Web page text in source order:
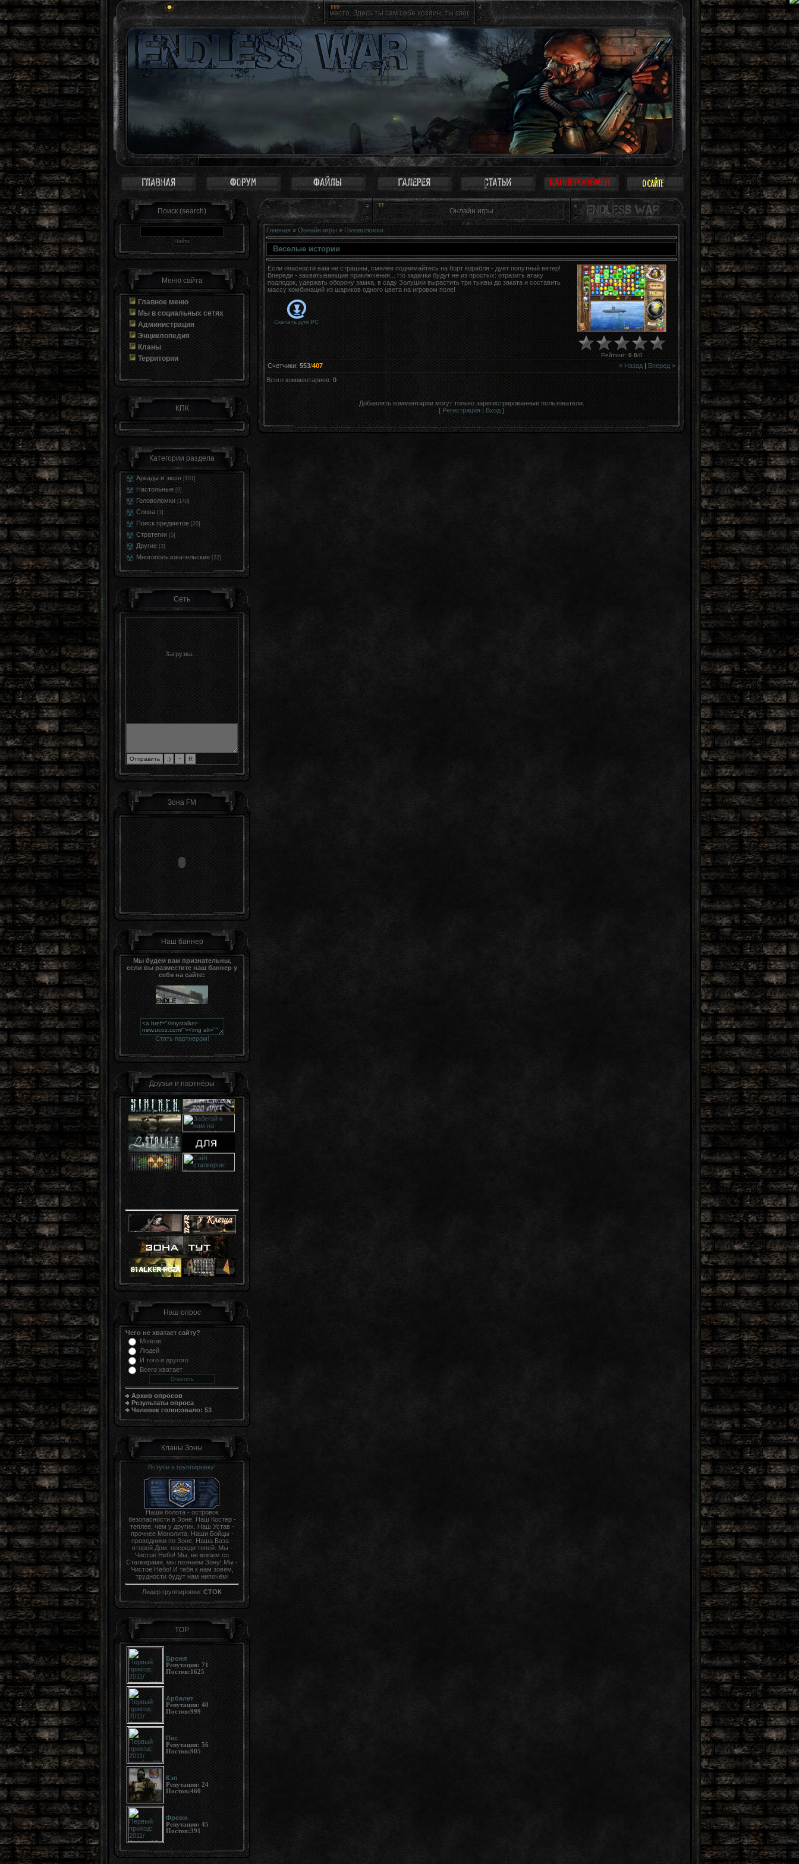
Зона - это святое место. Здесь ты сам себе хозяин, ты свободен как птица. Можно не воспринимать Зону всерьез, многие так и поступают: просто прогулка,
Поиск (search)
Меню сайта
Главное меню
Мы в социальных сетях
Администрация
Энциклопедия
Кланы
Территории
КПК
Категории раздела
Аркады и экшн [101]
Настольные [9]
Головоломки [140]
Слова [1]
Поиск предметов [20]
Стратегии [5]
Другие [3]
Многопользовательские [22]
Сеть
Загрузка…
Зона FM
Наш баннер
Мы будем вам признательны,
если вы разместите наш баннер у
себя на сайте:
Стать партнером!
Друзья и партнёры
Наш опрос
Чего не хватает сайту?
Мозгов
Людей
И того и другого
Всего хватает
Архив опросов
Результаты опроса
Человек голосовало: 53
Кланы Зоны
Вступи в группировку!
Наши болота - островок
безопасности в Зоне. Наш Костер -
теплее, чем у других. Наш Устав -
прочнее Монолита. Наши Бойцы -
проводники по Зоне. Наша База -
второй Дом, посреди топей. Мы -
Чистое Небо! Мы, не воюем со
Сталкерами, мы познаём Зону! Мы -
Чистое Небо! И тебя к нам зовём,
трудности будут нам нипочём!
Лидер группировки: СТОК
TOP
Броня
Репутация: 71
Постов:1625
Арбалет
Репутация: 40
Постов:999
Пёс
Репутация: 56
Постов:905
Кэп
Репутация: 24
Постов:460
Фреон
Репутация: 45
Постов:391
Онлайн игры
Главная » Онлайн игры » Головоломки
Веселые истории
Если опасности вам не страшны, смелее поднимайтесь на борт корабля - дует попутный ветер!
Впереди - захватывающие приключения... Но задачки будут не из простых: отразить атаку
подлодок, удержать оборону замка, в саду Золушки вырастить три тыквы до заката и составить
массу комбинаций из шариков одного цвета на игровом поле!
Скачать для PC
Рейтинг: 0.0/0
« Назад Вперед »
Счетчики: 553/407
Всего комментариев: 0
Добавлять комментарии могут только зарегистрированные пользователи.
[ Регистрация Вход ]